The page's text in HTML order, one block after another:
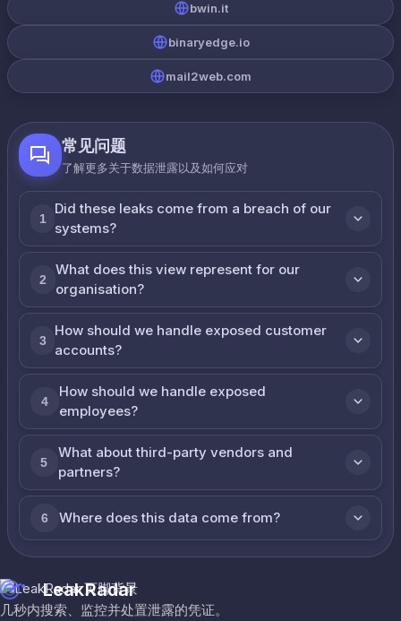
bwin.it
binaryedge.io
mail2web.com
常见问题
了解更多关于数据泄露以及如何应对
1
Did these leaks come from a breach of our
systems?
2
What does this view represent for our
organisation?
3
How should we handle exposed customer
accounts?
4
How should we handle exposed
employees?
5
What about third-party vendors and
partners?
6 Where does this data come from?
LeakRadar
几秒内搜索、监控并处置泄露的凭证。